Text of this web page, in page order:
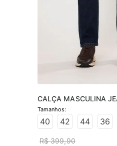
CALÇA MASCULINA
JEANS ESCURO
40 42 44 36
R$ 399,90